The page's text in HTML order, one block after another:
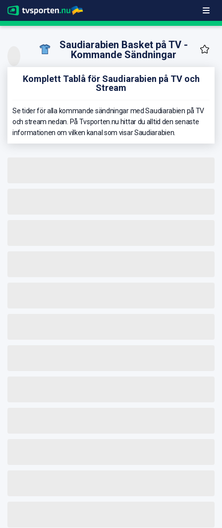
Saudiarabien Basket på TV -
Kommande Sändningar
Komplett Tablå för Saudiarabien på TV och
Stream
Se tider för alla kommande sändningar med Saudiarabien på TV
och stream nedan. På Tvsporten.nu hittar du alltid den senaste
informationen om vilken kanal som visar Saudiarabien.